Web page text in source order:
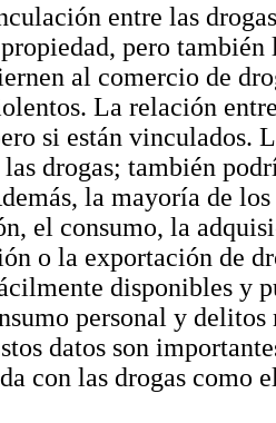
entre las
pero
al comercio de
La relación
si están vinculados.
drogas; también
la mayoría de
el consumo, la
o la exportación de
disponibles y
personal y
datos son
con las drogas como